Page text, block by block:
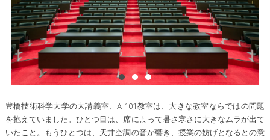
豊橋技術科学大学の大講義室、A-101教室は、大きな教室ならではの問題
を抱えていました。ひとつ目は、席によって暑さ寒さに大きなムラが出て
いたこと。もうひとつは、天井空調の音が響き、授業の妨げとなるとの意